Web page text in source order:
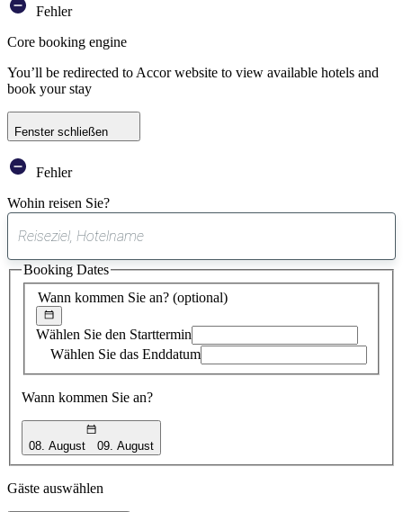
Fehler
Core booking engine
You’ll be redirected to Accor website to view available hotels and
book your stay
Fenster schließen
Fehler
Wohin reisen Sie?
gefundener
Vorschlag
Wann kommen Sie an? (optional)
Wählen Sie den Starttermin
Wählen Sie das Enddatum
Wann kommen Sie an?
08. August 09. August
Booking Dates
Gäste auswählen